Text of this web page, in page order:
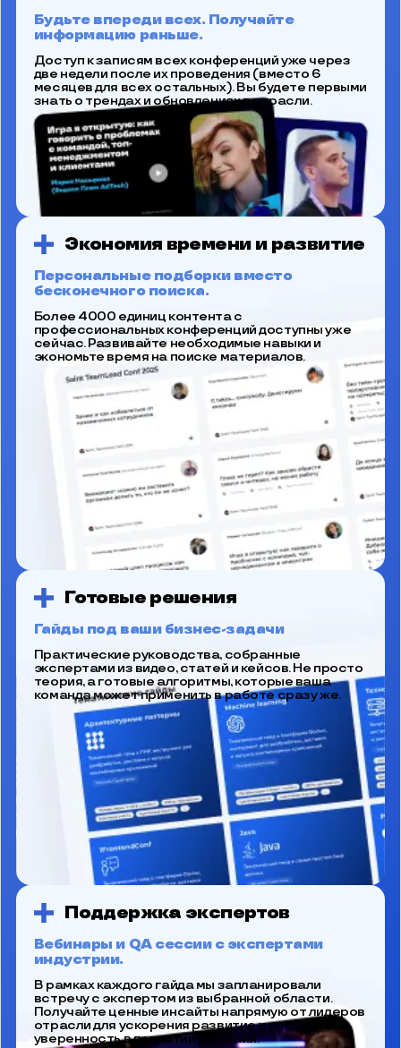
Будьте впереди всех. Получайте
информацию раньше.
Доступ к записям всех конференций уже через
две недели после их проведения (вместо 6
месяцев для всех остальных). Вы будете первыми
знать о трендах и обновлениях в отрасли.
Экономия времени и развитие
Персональные подборки вместо
бесконечного поиска.
Более 4000 единиц контента с
профессиональных конференций доступны уже
сейчас. Развивайте необходимые навыки и
экономьте время на поиске материалов.
Готовые решения
Гайды под ваши бизнес-задачи
Практические руководства, собранные
экспертами из видео, статей и кейсов. Не просто
теория, а готовые алгоритмы, которые ваша
команда может применить в работе сразу же.
Поддержка экспертов
Вебинары и QA сессии с экспертами
индустрии.
В рамках каждого гайда мы запланировали
встречу с экспертом из выбранной области.
Получайте ценные инсайты напрямую от лидеров
отрасли для ускорения развитие и повысить
уверенность в принятии решений.